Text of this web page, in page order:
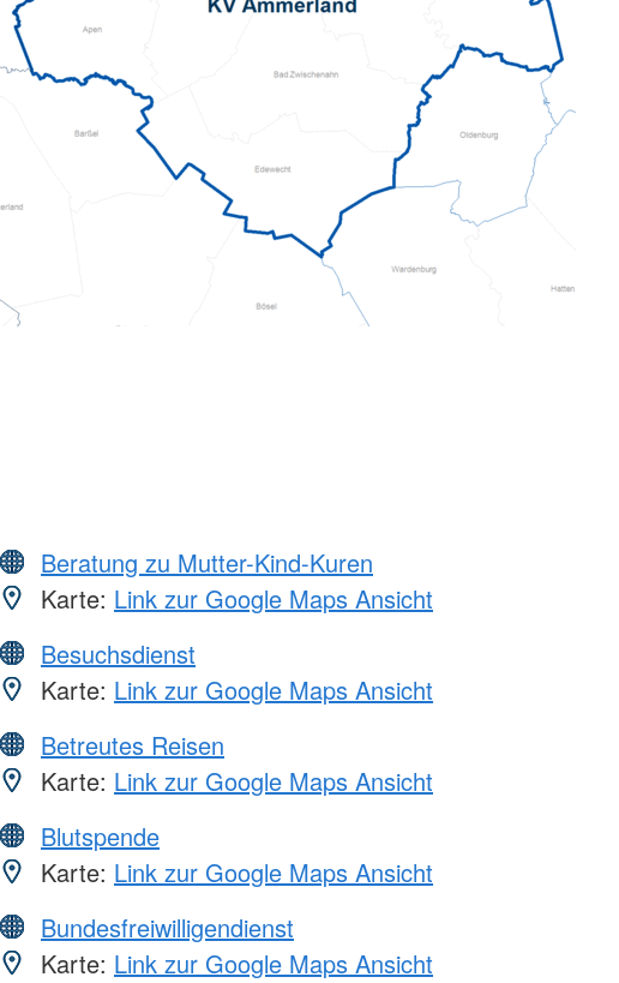
Beratung zu Mutter-Kind-Kuren
Karte: Link zur Google Maps Ansicht
Besuchsdienst
Karte: Link zur Google Maps Ansicht
Betreutes Reisen
Karte: Link zur Google Maps Ansicht
Blutspende
Karte: Link zur Google Maps Ansicht
Bundesfreiwilligendienst
Karte: Link zur Google Maps Ansicht